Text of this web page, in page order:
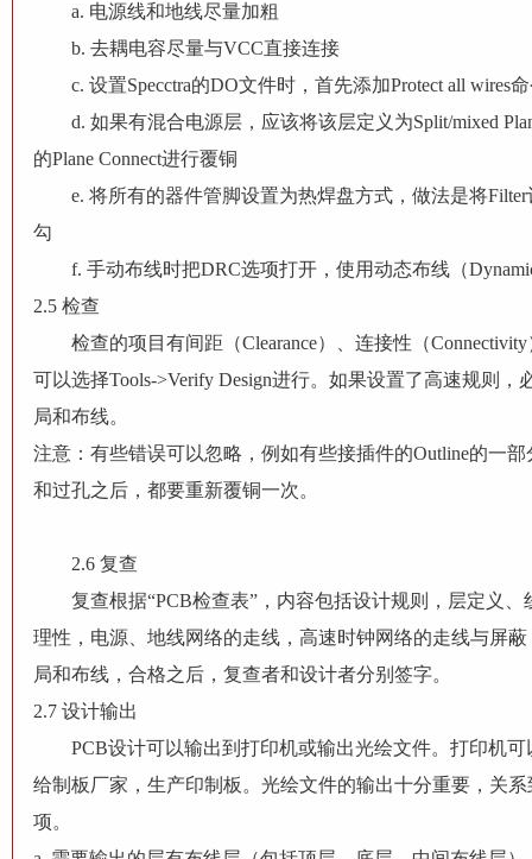
a. 电源线和地线尽量加粗
b. 去耦电容尽量与VCC直接连接
c. 设置Specctra的DO文件时，首先添加Protect all wires
d. 如果有混合电源层，应该将该层定义为Split/mixed
的Plane Connect进行覆铜
e. 将所有的器件管脚设置为热焊盘方式，做法是将Filter
勾
f. 手动布线时把DRC选项打开，使用动态布线（
2.5 检查
检查的项目有间距（Clearance）、连接性（Connectivity
可以选择Tools->Verify Design进行。如果设置了高速规则
局和布线。
注意：有些错误可以忽略，例如有些接插件的Outline的一
和过孔之后，都要重新覆铜一次。
2.6 复查
复查根据“PCB检查表”，内容包括设计规则，层定义、
理性，电源、地线网络的走线，高速时钟网络的走线与屏
局和布线，合格之后，复查者和设计者分别签字。
2.7 设计输出
PCB设计可以输出到打印机或输出光绘文件。打印机可
给制板厂家，生产印制板。光绘文件的输出十分重要，关
项。